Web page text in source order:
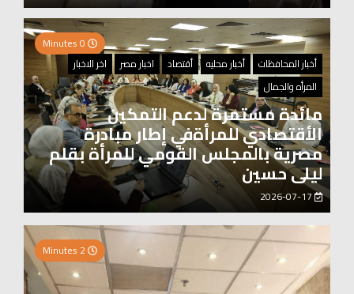
أخبار المحافظات
أخبار محليه أقتصاد اخبار مصر
اخر الاخبار
المرأه والجمال
مائدة مستمرة لدعم التمكين
الأقتصادي للمرأةفي إطار مبادرة
مصرية بالمجلس القومي للمرأة بقلم
ليلى حسين
2026-07-17